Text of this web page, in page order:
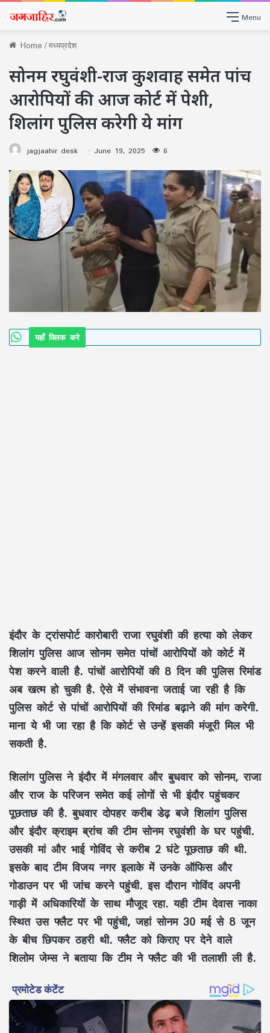
Menu
Home/मध्यप्रदेश
सोनम रघुवंशी-राज कुशवाह समेत पांच
आरोपियों की आज कोर्ट में पेशी,
शिलांग पुलिस करेगी ये मांग
jagjaahir desk June 19, 2025 6
यहाँ क्लिक करे
इंदौर के ट्रांसपोर्ट कारोबारी राजा रघुवंशी की हत्या को लेकर
शिलांग पुलिस आज सोनम समेत पांचों आरोपियों को कोर्ट में
पेश करने वाली है. पांचों आरोपियों की 8 दिन की पुलिस रिमांड
अब खत्म हो चुकी है. ऐसे में संभावना जताई जा रही है कि
पुलिस कोर्ट से पांचों आरोपियों की रिमांड बढ़ाने की मांग करेगी.
माना ये भी जा रहा है कि कोर्ट से उन्हें इसकी मंजूरी मिल भी
सकती है.
शिलांग पुलिस ने इंदौर में मंगलवार और बुधवार को सोनम, राजा
और राज के परिजन समेत कई लोगों से भी इंदौर पहुंचकर
पूछताछ की है. बुधवार दोपहर करीब डेढ़ बजे शिलांग पुलिस
और इंदौर क्राइम ब्रांच की टीम सोनम रघुवंशी के घर पहुंची.
उसकी मां और भाई गोविंद से करीब 2 घंटे पूछताछ की थी.
इसके बाद टीम विजय नगर इलाके में उनके ऑफिस और
गोडाउन पर भी जांच करने पहुंची. इस दौरान गोविंद अपनी
गाड़ी में अधिकारियों के साथ मौजूद रहा. यही टीम देवास नाका
स्थित उस फ्लैट पर भी पहुंची, जहां सोनम 30 मई से 8 जून
के बीच छिपकर ठहरी थी. फ्लैट को किराए पर देने वाले
शिलोम जेम्स ने बताया कि टीम ने फ्लैट की भी तलाशी ली है.